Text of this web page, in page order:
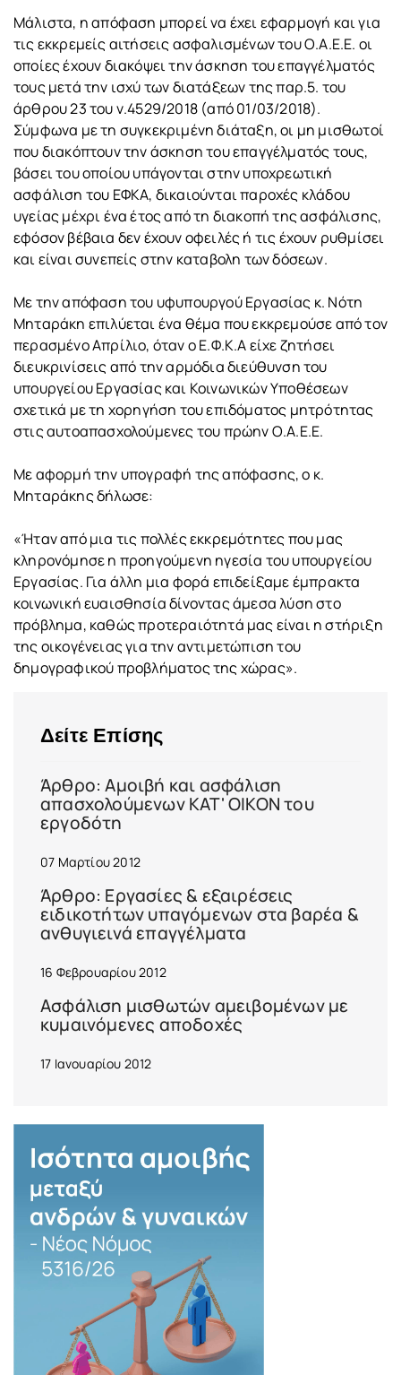
Μάλιστα, η απόφαση μπορεί να έχει εφαρμογή και για
τις εκκρεμείς αιτήσεις ασφαλισμένων του Ο.Α.Ε.Ε. οι
οποίες έχουν διακόψει την άσκηση του επαγγέλματός
τους μετά την ισχύ των διατάξεων της παρ.5. του
άρθρου 23 του ν.4529/2018 (από 01/03/2018).
Σύμφωνα με τη συγκεκριμένη διάταξη, οι μη μισθωτοί
που διακόπτουν την άσκηση του επαγγέλματός τους,
βάσει του οποίου υπάγονται στην υποχρεωτική
ασφάλιση του ΕΦΚΑ, δικαιούνται παροχές κλάδου
υγείας μέχρι ένα έτος από τη διακοπή της ασφάλισης,
εφόσον βέβαια δεν έχουν οφειλές ή τις έχουν ρυθμίσει
και είναι συνεπείς στην καταβολη των δόσεων.
Με την απόφαση του υφυπουργού Εργασίας κ. Νότη
Μηταράκη επιλύεται ένα θέμα που εκκρεμούσε από τον
περασμένο Απρίλιο, όταν ο Ε.Φ.Κ.Α είχε ζητήσει
διευκρινίσεις από την αρμόδια διεύθυνση του
υπουργείου Εργασίας και Κοινωνικών Υποθέσεων
σχετικά με τη χορηγήση του επιδόματος μητρότητας
στις αυτοαπασχολούμενες του πρώην Ο.Α.Ε.Ε.
Με αφορμή την υπογραφή της απόφασης, ο κ.
Μηταράκης δήλωσε:
«Ήταν από μια τις πολλές εκκρεμότητες που μας
κληρονόμησε η προηγούμενη ηγεσία του υπουργείου
Εργασίας. Για άλλη μια φορά επιδείξαμε έμπρακτα
κοινωνική ευαισθησία δίνοντας άμεσα λύση στο
πρόβλημα, καθώς προτεραιότητά μας είναι η στήριξη
της οικογένειας για την αντιμετώπιση του
δημογραφικού προβλήματος της χώρας».
Δείτε Επίσης
Άρθρο: Αμοιβή και ασφάλιση
απασχολούμενων ΚΑΤ' ΟΙΚΟΝ του
εργοδότη
07 Μαρτίου 2012
Άρθρο: Εργασίες & εξαιρέσεις
ειδικοτήτων υπαγόμενων στα βαρέα &
ανθυγιεινά επαγγέλματα
16 Φεβρουαρίου 2012
Ασφάλιση μισθωτών αμειβομένων με
κυμαινόμενες αποδοχές
17 Ιανουαρίου 2012